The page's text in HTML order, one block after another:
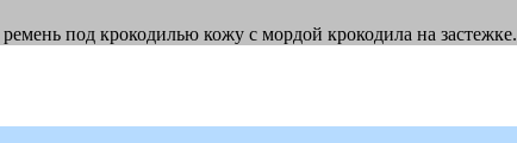
под крокодилью кожу с мордой крокодила на застежке.